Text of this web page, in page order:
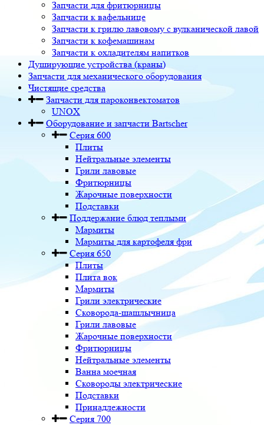
Запчасти для фритюрницы
Запчасти к вафельнице
Запчасти к грилю лавовому с вулканической лавой
Запчасти к кофемашинам
Запчасти к охладителям напитков
Душирующие устройства (краны)
Запчасти для механического оборудования
Чистящие средства
Запчасти для пароконвектоматов
UNOX
Оборудование и запчасти Bartscher
Серия 600
Плиты
Нейтральные элементы
Грили лавовые
Фритюрницы
Жарочные поверхности
Подставки
Поддержание блюд теплыми
Мармиты
Мармиты для картофеля фри
Серия 650
Плиты
Плита вок
Мармиты
Грили электрические
Сковорода-шашлычница
Грили лавовые
Жарочные поверхности
Фритюрницы
Нейтральные элементы
Ванна моечная
Сковороды электрические
Подставки
Принадлежности
Серия 700